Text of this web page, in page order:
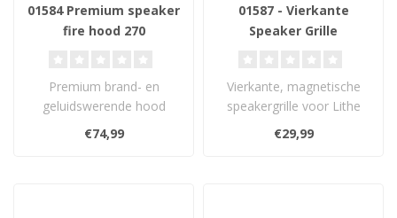
01584 Premium speaker
fire hood 270
Premium brand- en
geluidswerende hood
voor plafondluidsprekers
tot 210 mm uitspa..
€74,99
01587 - Vierkante
Speaker Grille
Vierkante, magnetische
speakergrille voor Lithe
Audio 6.5"
plafondluidsprekers. ..
€29,99